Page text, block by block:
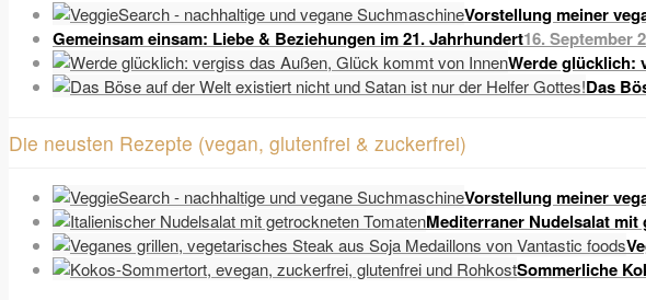
Vorstellung meiner
Gemeinsam einsam: Liebe & Beziehungen im 21. Jahrhundert16. September
Werde glücklich:
Das
Die neusten Rezepte (vegan, glutenfrei & zuckerfrei)
Vorstellung meiner
Mediterraner Nudelsalat
Sommerliche